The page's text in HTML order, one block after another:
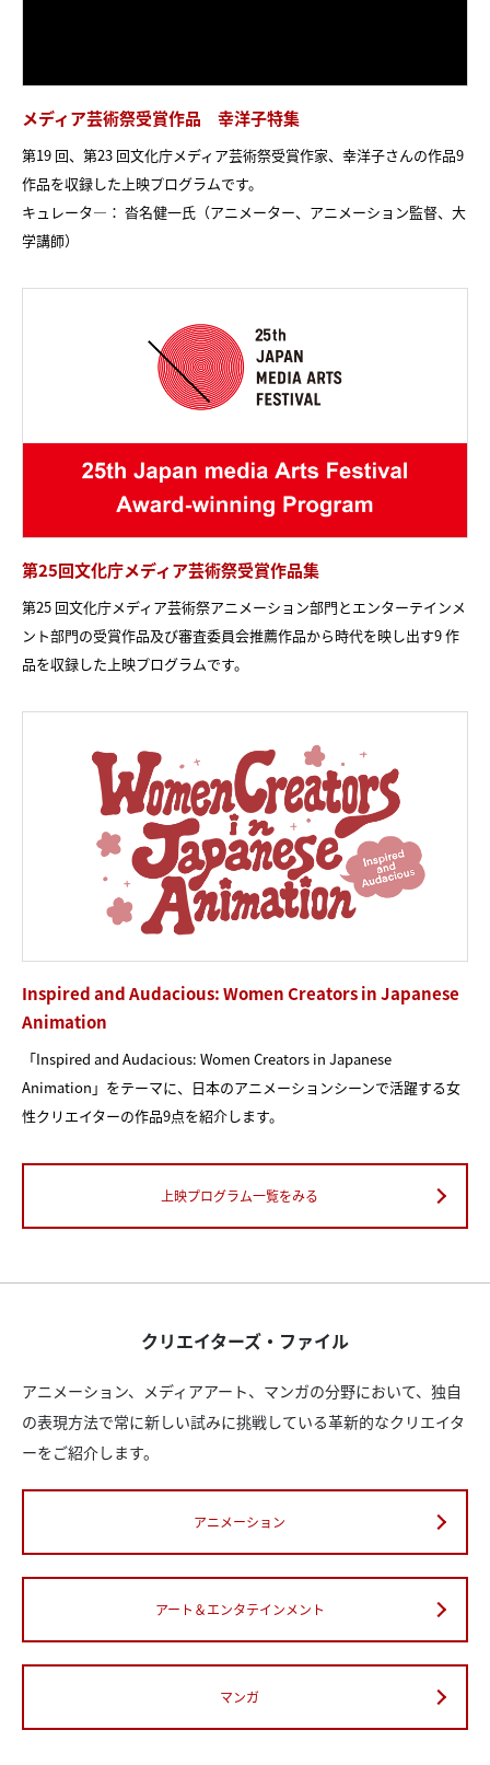
メディア芸術祭受賞作品 幸洋子特集
第19 回、第23 回文化庁メディア芸術祭受賞作家、幸洋子さんの作品9
作品を収録した上映プログラムです。
キュレータ―： 沓名健一氏（アニメーター、アニメーション監督、大
学講師）
第25回文化庁メディア芸術祭受賞作品集
第25 回文化庁メディア芸術祭アニメーション部門とエンターテインメ
ント部門の受賞作品及び審査委員会推薦作品から時代を映し出す9 作
品を収録した上映プログラムです。
Inspired and Audacious: Women Creators in Japanese
Animation
「Inspired and Audacious: Women Creators in Japanese
Animation」をテーマに、日本のアニメーションシーンで活躍する女
性クリエイターの作品9点を紹介します。
上映プログラム一覧をみる
クリエイターズ・ファイル
アニメーション、メディアアート、マンガの分野において、独自
の表現方法で常に新しい試みに挑戦している革新的なクリエイタ
ーをご紹介します。
アニメーション
アート＆エンタテインメント
マンガ